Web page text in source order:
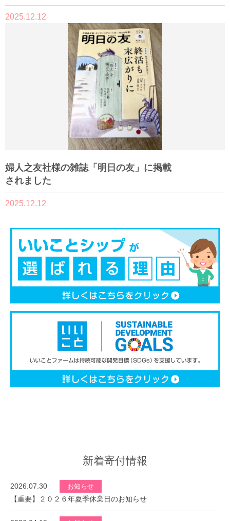
2025.12.12
婦人之友社様の雑誌「明日の友」に掲載
されました
2025.12.12
新着寄付情報
2026.07.30 お知らせ
【重要】２０２６年夏季休業日のお知らせ